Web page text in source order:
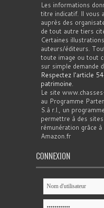
Les informations
titre indicatif. Il vous
auprès des
de tout autre tiers
Certaines
auteurs/éditeurs.
toute image ou tout
sur simple demande
Respectez l'article
patrimoine.
Le site
au Programme
S.à r.l., un
permettre à des
rémunération grâce
Amazon.fr
CONNEXION